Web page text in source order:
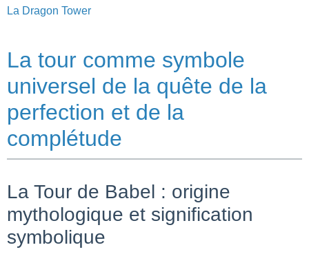
La Dragon Tower
La tour comme symbole
universel de la quête de la
perfection et de la
complétude
La Tour de Babel : origine
mythologique et signification
symbolique